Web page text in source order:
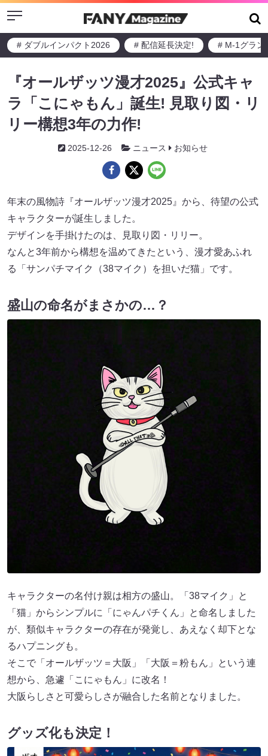
Menu
# ダブルインパクト2026 # 配信延長決定! # M-1グラン
『オールザッツ漫才2025』公式キャ
ラ「こにゃもん」誕生! 見取り図・リ
リー構想3年の力作!
2025-12-26 ニュース お知らせ
年末の風物詩『オールザッツ漫才2025』から、待望の公式
キャラクターが誕生しました。
デザインを手掛けたのは、見取り図・リリー。
なんと3年前から構想を温めてきたという、漫才愛あふれ
る「サンパチマイク（38マイク）を担いだ猫」です。
盛山の命名がまさかの…？
キャラクターの名付け親は相方の盛山。「38マイク」と
「猫」からシンプルに「にゃんパチくん」と命名しました
が、類似キャラクターの存在が発覚し、あえなく却下とな
るハプニングも。
そこで「オールザッツ＝大阪」「大阪＝粉もん」という連
想から、急遽「こにゃもん」に改名！
大阪らしさと可愛らしさが融合した名前となりました。
グッズ化も決定！